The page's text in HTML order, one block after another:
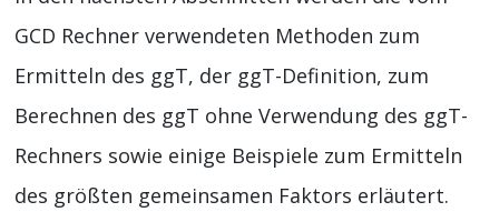
GCD Rechner verwendeten Methoden zum
Ermitteln des ggT, der ggT-Definition, zum
Berechnen des ggT ohne Verwendung des ggT-
Rechners sowie einige Beispiele zum Ermitteln
des größten gemeinsamen Faktors erläutert.